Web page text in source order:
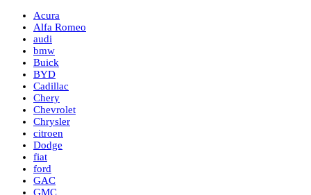
Acura
Alfa Romeo
audi
bmw
Buick
BYD
Cadillac
Chery
Chevrolet
Chrysler
citroen
Dodge
fiat
ford
GAC
GMC